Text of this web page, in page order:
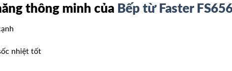
thông minh của Bếp từ Faster
nhiệt tốt